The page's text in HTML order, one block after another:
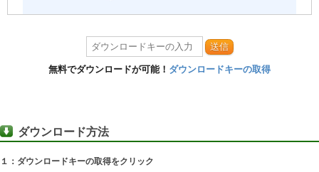
送信
無料でダウンロードが可能！ ダウンロードキーの取得
ダウンロード方法
１：ダウンロードキーの取得をクリック